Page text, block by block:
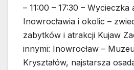
– 11:00 – 17:30 –
Inowrocławia i okolic –
zabytków i atrakcji Kujaw
innymi: Inowrocław –
Kryształów, najstarsza